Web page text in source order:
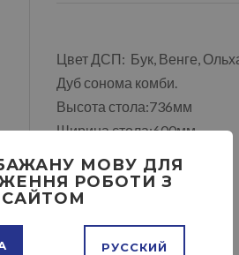
Цвет ДСП: Бук, Венге,
Дуб сонома комби.
Высота стола:736мм
Ширина стола:600мм
МОВУ ДЛЯ
РОБОТИ З
САЙТОМ
РУССКИЙ